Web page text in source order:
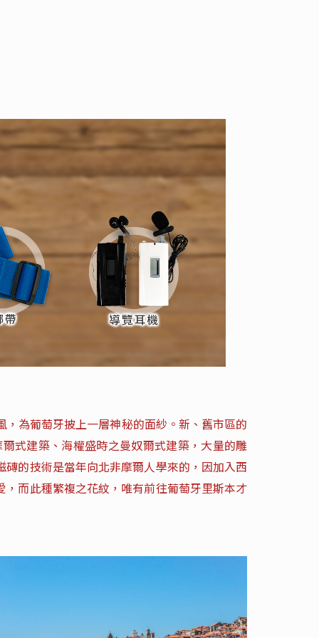
為葡萄牙披上一層神秘的面紗。新、舊市區的
式建築、海權盛時之曼奴爾式建築，大量的雕
的技術是當年向北非摩爾人學來的，因加入西
而此種繁複之花紋，唯有前往葡萄牙里斯本才